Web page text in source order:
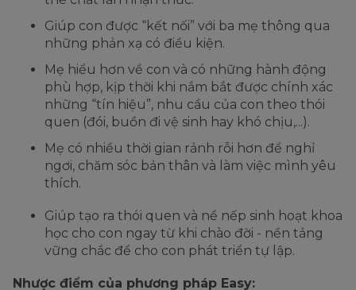
Giúp con được “kết nối” với ba mẹ thông qua
những phản xạ có điều kiện.
Mẹ hiểu hơn về con và có những hành động
phù hợp, kịp thời khi nắm bắt được chính xác
những “tín hiệu”, nhu cầu của con theo thói
quen (đói, buồn đi vệ sinh hay khó chịu,...).
Mẹ có nhiều thời gian rảnh rỗi hơn để nghỉ
ngơi, chăm sóc bản thân và làm việc mình yêu
thích.
Giúp tạo ra thói quen và nề nếp sinh hoạt khoa
học cho con ngay từ khi chào đời - nền tảng
vững chắc để cho con phát triển tự lập.
Nhược điểm của phương pháp Easy: